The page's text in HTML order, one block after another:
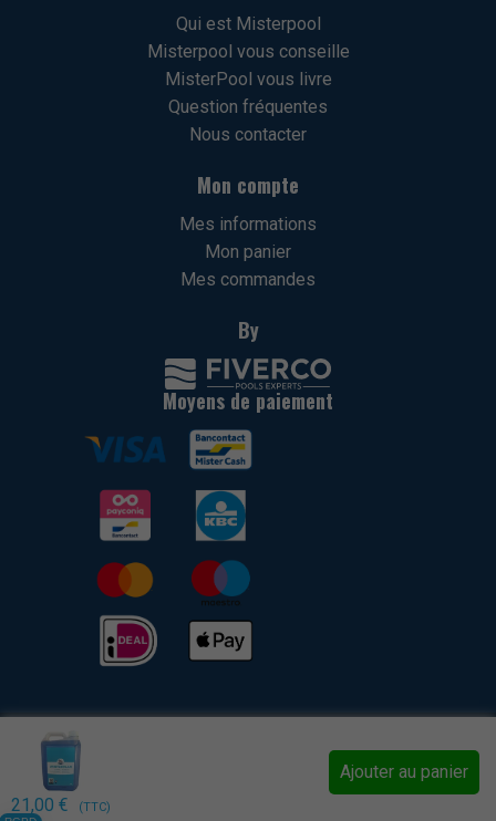
21,00 € (TTC)
Ajouter au panier
Qui est Misterpool
Misterpool vous conseille
MisterPool vous livre
Question fréquentes
Nous contacter
Mon compte
Mes informations
Mon panier
Mes commandes
By
Moyens de paiement